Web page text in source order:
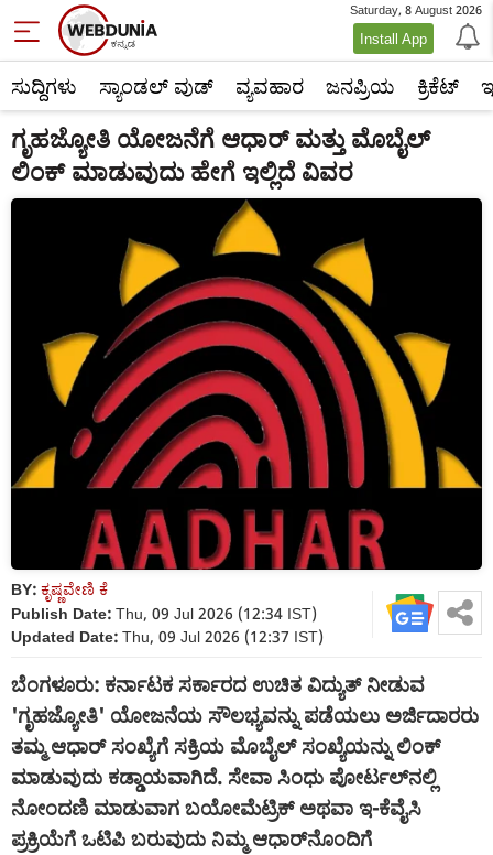
Saturday, 8 August 2026
Install App
ಸುದ್ದಿಗಳು ಸ್ಯಾಂಡಲ್ ವುಡ್ ವ್ಯವಹಾರ ಜನಪ್ರಿಯ ಕ್ರಿಕೆಟ್‌
ಗೃಹಜ್ಯೋತಿ ಯೋಜನೆಗೆ ಆಧಾರ್ ಮತ್ತು ಮೊಬೈಲ್
ಲಿಂಕ್ ಮಾಡುವುದು ಹೇಗೆ ಇಲ್ಲಿದೆ ವಿವರ
BY: ಕೃಷ್ಣವೇಣಿ ಕೆ
Publish Date: Thu, 09 Jul 2026 (12:34 IST)
Updated Date: Thu, 09 Jul 2026 (12:37 IST)
ಬೆಂಗಳೂರು: ಕರ್ನಾಟಕ ಸರ್ಕಾರದ ಉಚಿತ ವಿದ್ಯುತ್ ನೀಡುವ
'ಗೃಹಜ್ಯೋತಿ' ಯೋಜನೆಯ ಸೌಲಭ್ಯವನ್ನು ಪಡೆಯಲು ಅರ್ಜಿದಾರರು
ತಮ್ಮ ಆಧಾರ್ ಸಂಖ್ಯೆಗೆ ಸಕ್ರಿಯ ಮೊಬೈಲ್ ಸಂಖ್ಯೆಯನ್ನು ಲಿಂಕ್
ಮಾಡುವುದು ಕಡ್ಡಾಯವಾಗಿದೆ. ಸೇವಾ ಸಿಂಧು ಪೋರ್ಟಲ್‌ನಲ್ಲಿ
ನೋಂದಣಿ ಮಾಡುವಾಗ ಬಯೋಮೆಟ್ರಿಕ್ ಅಥವಾ ಇ-ಕೆವೈಸಿ
ಪ್ರಕ್ರಿಯೆಗೆ ಒಟಿಪಿ ಬರುವುದು ನಿಮ್ಮ ಆಧಾರ್‌ನೊಂದಿಗೆ